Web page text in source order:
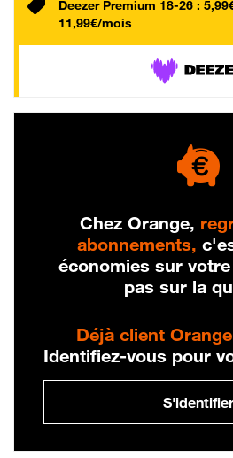
Deezer Premium 18-26 :
11,99€/mois
Chez Orange,
abonnements,
économies sur
pas sur la
Déjà client
Identifiez-vous pour
S'identifier